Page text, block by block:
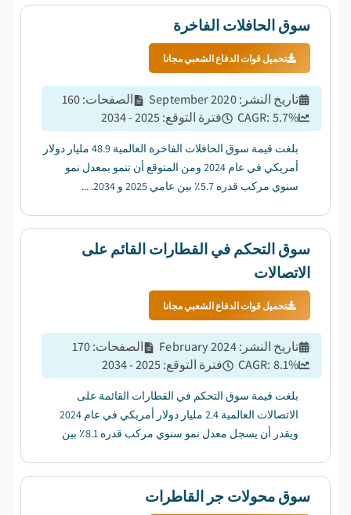
سوق الحافلات الفاخرة
تحميل قوات الدفاع الشعبي مجانا
تاريخ النشر :
September 2020 الصفحات:
160
CAGR: 5.7% فترة التوقع:
2025 - 2034
بلغت قيمة سوق الحافلات الفاخرة العالمية 48.9 مليار دولار
أمريكي في عام 2024 ومن المتوقع أن تنمو بمعدل نمو
سنوي مركب قدره 5.7٪ بين عامي 2025 و 2034. ...
سوق التحكم في القطارات القائم على
الاتصالات
تحميل قوات الدفاع الشعبي مجانا
تاريخ النشر :
February 2024 الصفحات:
170
CAGR: 8.1% فترة التوقع:
2025 - 2034
بلغت قيمة سوق التحكم في القطارات القائمة على
الاتصالات العالمية 2.4 مليار دولار أمريكي في عام 2024
ويقدر أن يسجل معدل نمو سنوي مركب قدره 8.1٪ بين
سوق محولات جر القاطرات